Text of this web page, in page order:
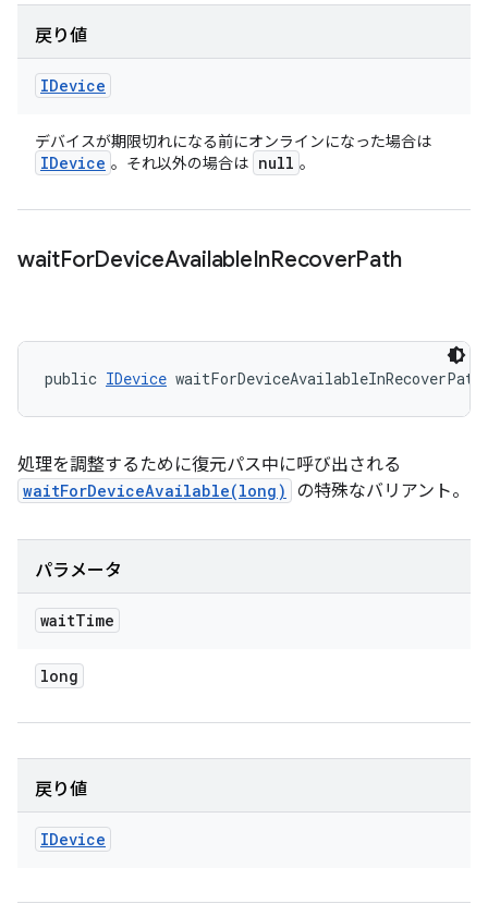
戻り値
IDevice
デバイスが期限切れになる前にオンラインになった場合は
IDevice 。それ以外の場合は null 。
waitForDeviceAvailableInRecoverPath
public IDevice
処理を調整するために復元パス中に呼び出される
waitForDeviceAvailable(long) の特殊なバリアント。
パラメータ
waitTime
long
戻り値
IDevice